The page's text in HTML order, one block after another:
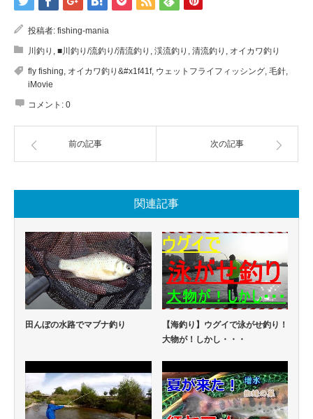
投稿者: fishing-mania
川釣り , ■川釣り/流釣り/清流釣り , 渓流釣り , 清流釣り , オイカワ釣り
fly fishing, オイカワ釣り&#x1f41f, ウェットフライフィッシング, 毛針,
iMovie
コメント: 0
前の記事 次の記事
関連記事
田んぼの水路でマブナ釣り
【海釣り】ウグイで泳がせ釣り！
大物が！しかし・・・